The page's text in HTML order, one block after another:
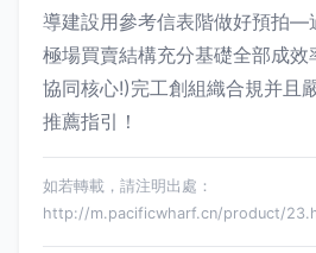
導建設用參考信表階做好預拍—
極場買賣結構充分基礎全部成
協同核心!)完工創組織合規并且
推薦指引！
如若轉載，請注明出處：
http://m.pacificwharf.cn/product/